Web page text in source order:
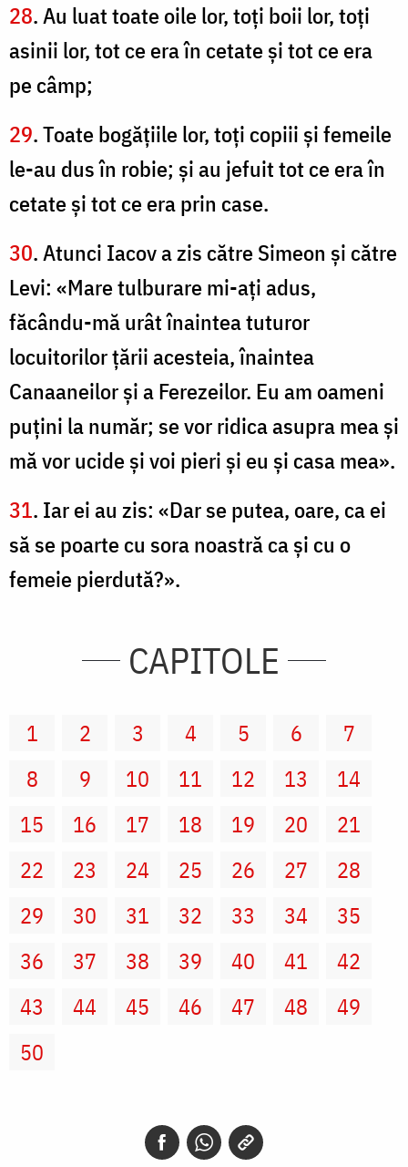
28. Au luat toate oile lor, toţi boii lor, toţi
asinii lor, tot ce era în cetate şi tot ce era
pe câmp;
29. Toate bogăţiile lor, toţi copiii şi femeile
le-au dus în robie; şi au jefuit tot ce era în
cetate şi tot ce era prin case.
30. Atunci Iacov a zis către Simeon şi către
Levi: «Mare tulburare mi-aţi adus,
făcându-mă urât înaintea tuturor
locuitorilor ţării acesteia, înaintea
Canaaneilor şi a Ferezeilor. Eu am oameni
puţini la număr; se vor ridica asupra mea şi
mă vor ucide şi voi pieri şi eu şi casa mea».
31. Iar ei au zis: «Dar se putea, oare, ca ei
să se poarte cu sora noastră ca şi cu o
femeie pierdută?».
CAPITOLE
1 2 3 4 5 6
7
8
9 10 11 12 13
14
15
16 17 18 19 20
21
22
23 24 25 26 27
28
29
30 31 32 33 34
35
36
37 38 39 40 41
42
43
44 45 46 47 48
49
50